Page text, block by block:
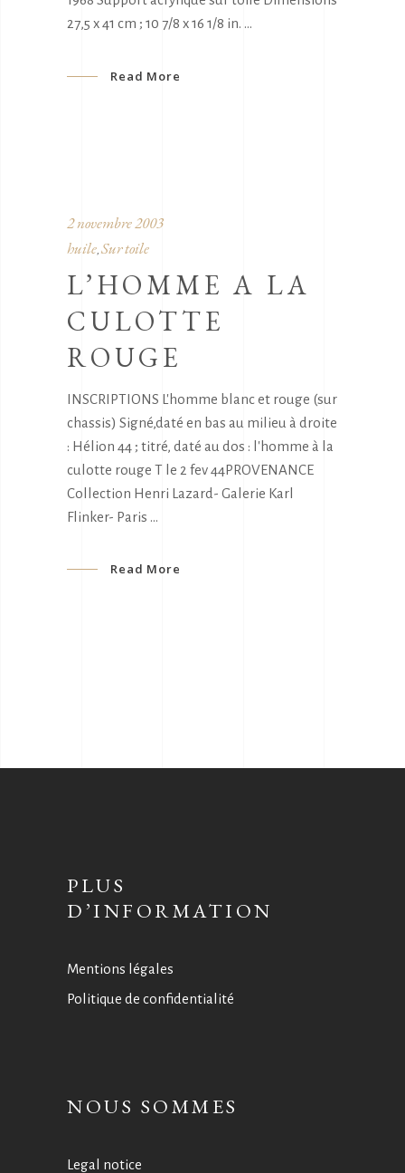
27,5 x 41 cm ; 10 7/8 x 16 1/8 in.
Read More
2 novembre 2003
huile Sur toile
L’HOMME A LA
CULOTTE
ROUGE
INSCRIPTIONS L'homme blanc et rouge (sur
chassis) Signé,daté en bas au milieu à droite
: Hélion 44 ; titré, daté au dos : l'homme à la
culotte rouge T le 2 fev 44PROVENANCE
Collection Henri Lazard- Galerie Karl
Flinker- Paris
Read More
PLUS
D’INFORMATION
Mentions légales
Politique de confidentialité
NOUS SOMMES
Legal notice